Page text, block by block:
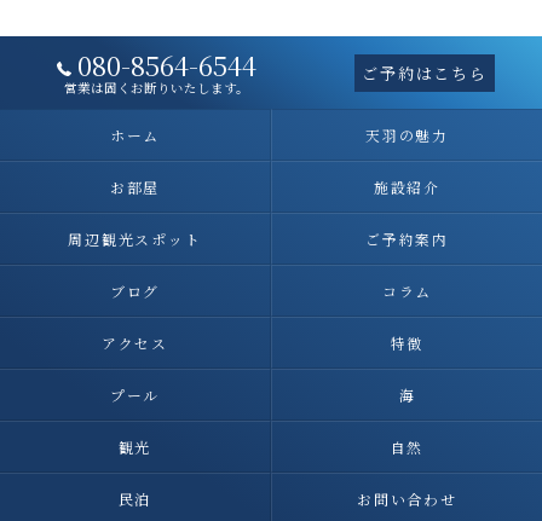
080-8564-6544
営業は固くお断りいたします。
ご予約はこちら
ホーム 天羽の魅力
お部屋 施設紹介
周辺観光スポット ご予約案内
ブログ コラム
アクセス 特徴
プール 海
観光 自然
民泊 お問い合わせ